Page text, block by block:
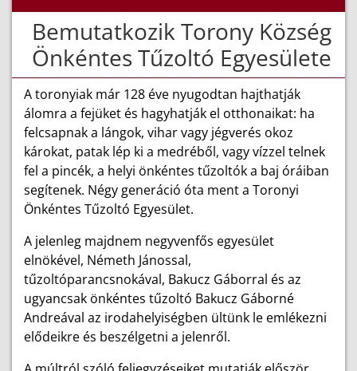
Bemutatkozik Torony Község
Önkéntes Tűzoltó Egyesülete
A toronyiak már 128 éve nyugodtan hajthatják
álomra a fejüket és hagyhatják el otthonaikat: ha
felcsapnak a lángok, vihar vagy jégverés okoz
károkat, patak lép ki a medréből, vagy vízzel telnek
fel a pincék, a helyi önkéntes tűzoltók a baj óráiban
segítenek. Négy generáció óta ment a Toronyi
Önkéntes Tűzoltó Egyesület.
A jelenleg majdnem negyvenfős egyesület
elnökével, Németh Jánossal,
tűzoltóparancsnokával, Bakucz Gáborral és az
ugyancsak önkéntes tűzoltó Bakucz Gáborné
Andreával az irodahelyiségben ültünk le emlékezni
elődeikre és beszélgetni a jelenről.